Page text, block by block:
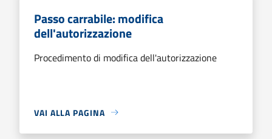
Passo carrabile: modifica
dell'autorizzazione
Procedimento di modifica dell'autorizzazione
VAI ALLA PAGINA